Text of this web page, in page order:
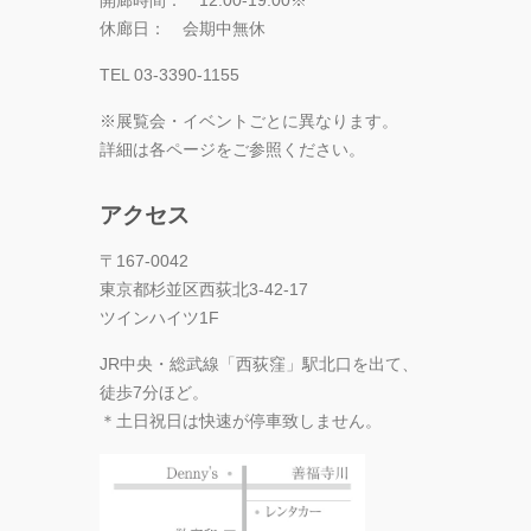
休廊日： 会期中無休
TEL 03-3390-1155
※展覧会・イベントごとに異なります。
詳細は各ページをご参照ください。
アクセス
〒167-0042
東京都杉並区西荻北3-42-17
ツインハイツ1F
JR中央・総武線「西荻窪」駅北口を出て、
徒歩7分ほど。
＊土日祝日は快速が停車致しません。